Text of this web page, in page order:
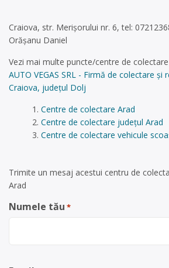
Craiova, str. Merișorului nr. 6, tel:
Orășanu Daniel
Vezi mai multe puncte/centre de
AUTO VEGAS SRL - Firmă de colectare și
Craiova, județul Dolj
Centre de colectare Arad
Centre de colectare județul Arad
Centre de colectare vehicule
Trimite un mesaj acestui centru de
Arad
Numele tău *